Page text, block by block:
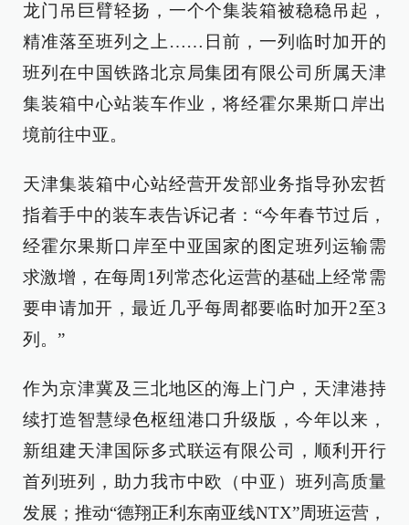
龙门吊巨臂轻扬，一个个集装箱被稳稳吊起，
精准落至班列之上……日前，一列临时加开的
班列在中国铁路北京局集团有限公司所属天津
集装箱中心站装车作业，将经霍尔果斯口岸出
境前往中亚。
天津集装箱中心站经营开发部业务指导孙宏哲
指着手中的装车表告诉记者：“今年春节过后，
经霍尔果斯口岸至中亚国家的图定班列运输需
求激增，在每周1列常态化运营的基础上经常需
要申请加开，最近几乎每周都要临时加开2至3
列。”
作为京津冀及三北地区的海上门户，天津港持
续打造智慧绿色枢纽港口升级版，今年以来，
新组建天津国际多式联运有限公司，顺利开行
首列班列，助力我市中欧（中亚）班列高质量
发展；推动“德翔正利东南亚线NTX”周班运营，